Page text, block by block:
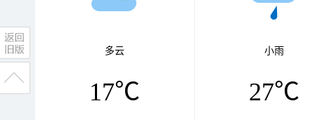
多云
17℃
小雨
27℃